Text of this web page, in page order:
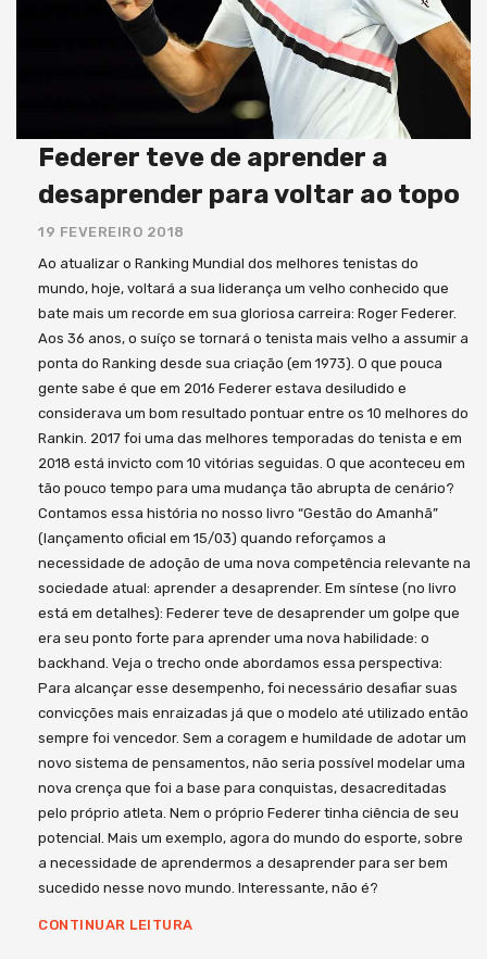
Federer teve de aprender a
desaprender para voltar ao topo
19 FEVEREIRO 2018
Ao atualizar o Ranking Mundial dos melhores tenistas do
mundo, hoje, voltará a sua liderança um velho conhecido que
bate mais um recorde em sua gloriosa carreira: Roger Federer.
Aos 36 anos, o suíço se tornará o tenista mais velho a assumir a
ponta do Ranking desde sua criação (em 1973). O que pouca
gente sabe é que em 2016 Federer estava desiludido e
considerava um bom resultado pontuar entre os 10 melhores do
Rankin. 2017 foi uma das melhores temporadas do tenista e em
2018 está invicto com 10 vitórias seguidas. O que aconteceu em
tão pouco tempo para uma mudança tão abrupta de cenário?
Contamos essa história no nosso livro “Gestão do Amanhã”
(lançamento oficial em 15/03) quando reforçamos a
necessidade de adoção de uma nova competência relevante na
sociedade atual: aprender a desaprender. Em síntese (no livro
está em detalhes): Federer teve de desaprender um golpe que
era seu ponto forte para aprender uma nova habilidade: o
backhand. Veja o trecho onde abordamos essa perspectiva:
Para alcançar esse desempenho, foi necessário desafiar suas
convicções mais enraizadas já que o modelo até utilizado então
sempre foi vencedor. Sem a coragem e humildade de adotar um
novo sistema de pensamentos, não seria possível modelar uma
nova crença que foi a base para conquistas, desacreditadas
pelo próprio atleta. Nem o próprio Federer tinha ciência de seu
potencial. Mais um exemplo, agora do mundo do esporte, sobre
a necessidade de aprendermos a desaprender para ser bem
sucedido nesse novo mundo. Interessante, não é?
CONTINUAR LEITURA